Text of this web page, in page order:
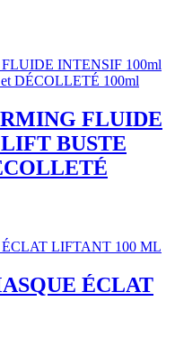
FLUIDE
BUSTE
ÉCLAT